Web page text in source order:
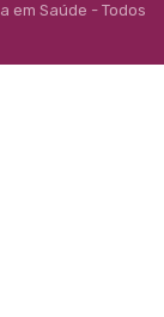
em Saúde - Todos